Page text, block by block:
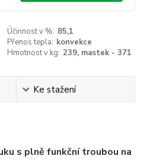
Účinnost v %: 85,1
Přenos tepla: konvekce
Hmotnost v kg: 239, mastek - 371
Ke stažení
s plně funkční troubou na